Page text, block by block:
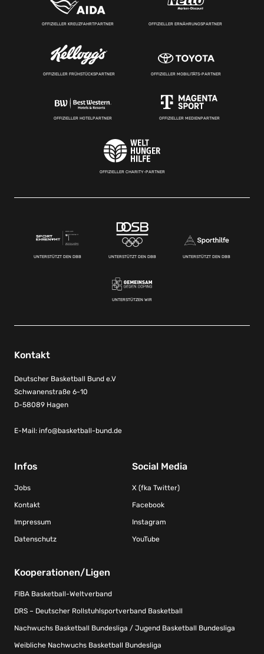
OFFIZIELLER KREUZFAHRTPARTNER OFFIZIELLER ERNÄHRUNGSPARTNER
OFFIZIELLER FRÜHSTÜCKSPARTNER OFFIZIELLER MOBILITÄTS-PARTNER
OFFIZIELLER HOTELPARTNER OFFIZIELLER MEDIENPARTNER
OFFIZIELLER CHARITY-PARTNER
UNTERSTÜTZT DEN DBB UNTERSTÜTZT DEN DBB UNTERSTÜTZT DEN DBB
UNTERSTÜTZEN WIR
Kontakt
Deutscher Basketball Bund e.V
Schwanenstraße 6-10
D-58089 Hagen
E-Mail: info@basketball-bund.de
Infos
Jobs
Kontakt
Impressum
Datenschutz
Social Media
X (fka Twitter)
Facebook
Instagram
YouTube
Kooperationen/Ligen
FIBA Basketball-Weltverband
DRS – Deutscher Rollstuhlsportverband Basketball
Nachwuchs Basketball Bundesliga / Jugend Basketball Bundesliga
Weibliche Nachwuchs Basketball Bundesliga